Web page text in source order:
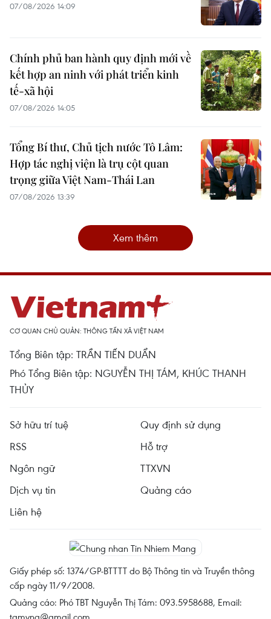
07/08/2026 14:09
Chính phủ ban hành quy định mới về
kết hợp an ninh với phát triển kinh
tế-xã hội
07/08/2026 14:05
Tổng Bí thư, Chủ tịch nước Tô Lâm:
Hợp tác nghị viện là trụ cột quan
trọng giữa Việt Nam-Thái Lan
07/08/2026 13:39
Xem thêm
CƠ QUAN CHỦ QUẢN: THÔNG TẤN XÃ VIỆT NAM
Tổng Biên tập: TRẦN TIẾN DUẨN
Phó Tổng Biên tập: NGUYỄN THỊ TÁM, KHÚC THANH
THỦY
Sở hữu trí tuệ
Quy định sử dụng
RSS
Hỗ trợ
Ngôn ngữ
TTXVN
Dịch vụ tin
Quảng cáo
Liên hệ
Giấy phép số: 1374/GP-BTTTT do Bộ Thông tin và Truyền thông
cấp ngày 11/9/2008.
Quảng cáo: Phó TBT Nguyễn Thị Tám: 093.5958688, Email: